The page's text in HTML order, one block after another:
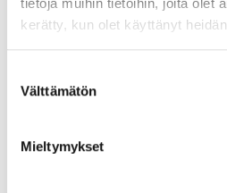
kerätty, kun olet käyttänyt
valinta
Välttämätön
Mieltymykset
yritysten